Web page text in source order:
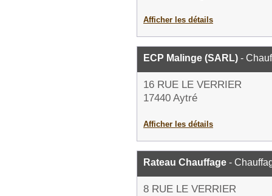
Afficher les détails
ECP Malinge (SARL) -
16 RUE LE VERRIER
17440 Aytré
Afficher les détails
Rateau Chauffage -
8 RUE LE VERRIER